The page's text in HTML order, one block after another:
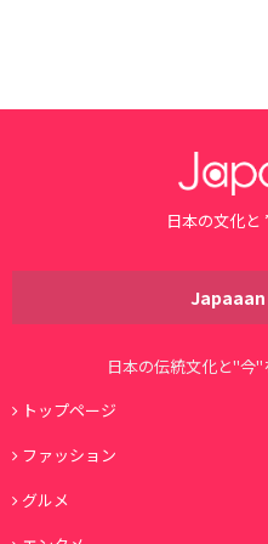
日本の文化と
Japaaan
日本の伝統文化と"今
トップページ
ファッション
グルメ